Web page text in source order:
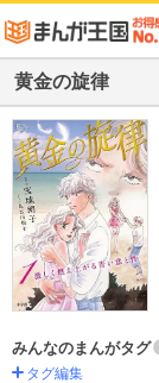
黄金の旋律
みんなのまんがタグ
タグ編集